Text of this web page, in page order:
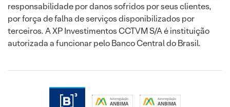
responsabilidade por danos sofridos por seus clientes,
por força de falha de serviços disponibilizados por
terceiros. A XP Investimentos CCTVM S/A é instituição
autorizada a funcionar pelo Banco Central do Brasil.